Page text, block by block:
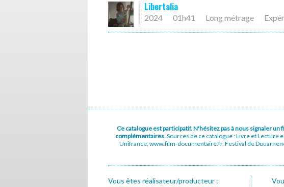
Libertalia
2024 01h41 Long métrage
Ce catalogue est participatif. N'hésitez pas à nous signaler
complémentaires.Sources de ce catalogue : Livre et Lecture
Unifrance, www.film-documentaire.fr, Festival de
Vous êtes réalisateur/producteur :